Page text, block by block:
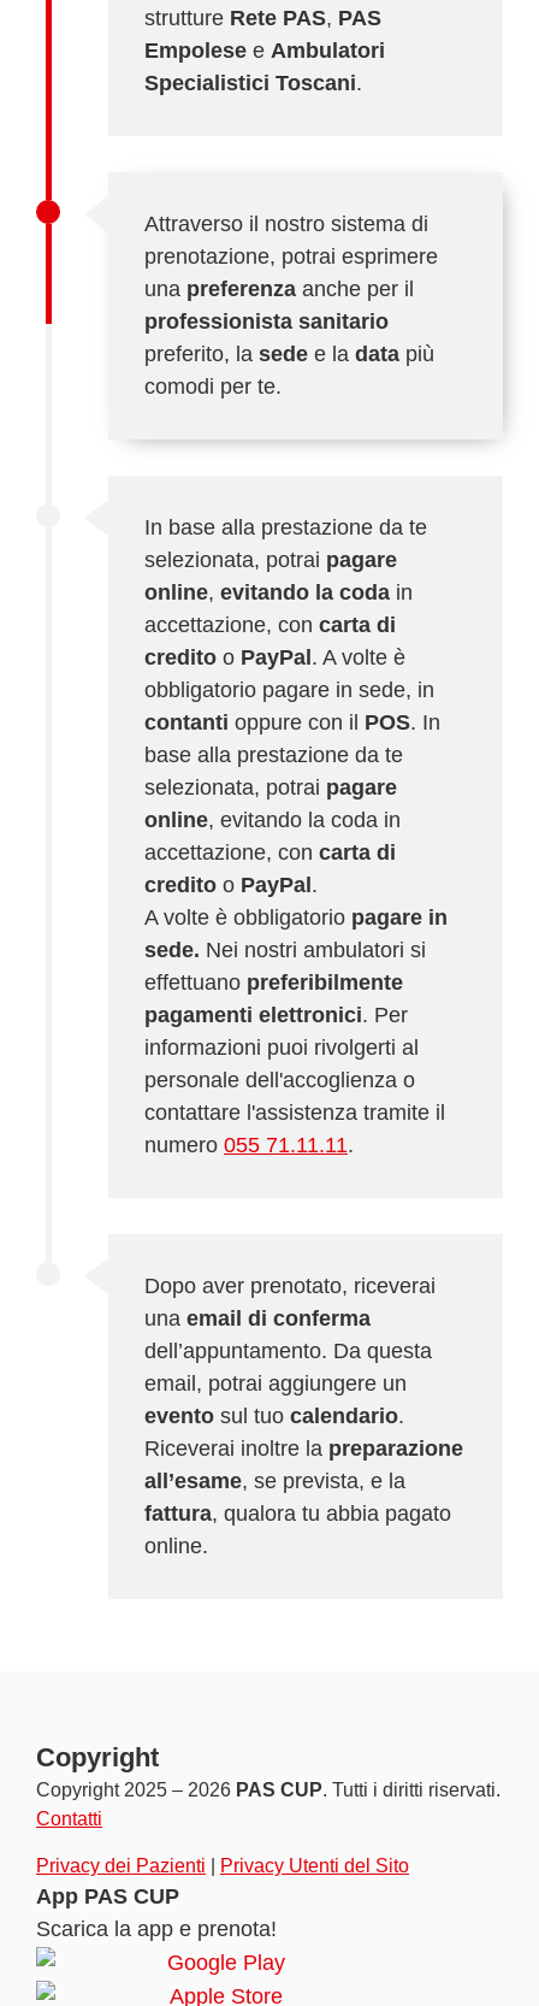
strutture Rete PAS, PAS
Empolese e Ambulatori
Specialistici Toscani.
Attraverso il nostro sistema di
prenotazione, potrai esprimere
una preferenza anche per il
professionista sanitario
preferito, la sede e la data più
comodi per te.
In base alla prestazione da te
selezionata, potrai pagare
online, evitando la coda in
accettazione, con carta di
credito o PayPal . A volte è
obbligatorio pagare in sede, in
contanti oppure con il POS. In
base alla prestazione da te
selezionata, potrai pagare
online, evitando la coda in
accettazione, con carta di
credito o PayPal .
A volte è obbligatorio pagare in
sede. Nei nostri ambulatori si
effettuano preferibilmente
pagamenti elettronici. Per
informazioni puoi rivolgerti al
personale dell'accoglienza o
contattare l'assistenza tramite il
numero 055 71.11.11.
Dopo aver prenotato, riceverai
una email di conferma
dell’appuntamento. Da questa
email, potrai aggiungere un
evento sul tuo calendario.
Riceverai inoltre la preparazione
all’esame, se prevista, e la
fattura, qualora tu abbia pagato
online.
Copyright
Copyright 2025 – 2026 PAS CUP. Tutti i diritti riservati.
Contatti
Privacy dei Pazienti Privacy Utenti del Sito
App PAS CUP
Scarica la app e prenota!